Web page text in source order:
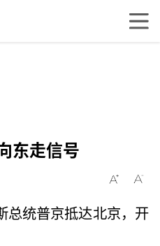
东走信号
总统普京抵达北京，开